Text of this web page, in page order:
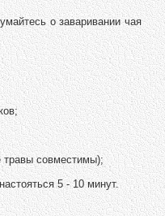
о заваривании чая
травы совместимы);
5 - 10 минут.